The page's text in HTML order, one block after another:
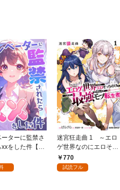
ーターに監禁さ
xxをした件【全
(1)
迷宮狂走曲 1 ～エロ
ゲ世界なのにエロそっ
ちのけでひたすら最強
を目指すモブ転生者～
770
試読フル